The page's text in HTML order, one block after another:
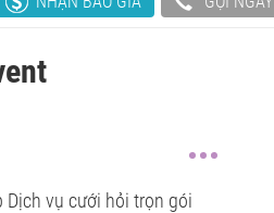
Dịch vụ cưới hỏi trọn gói